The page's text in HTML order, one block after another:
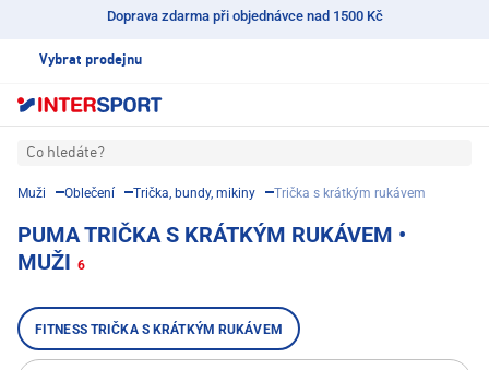
Doprava zdarma při objednávce nad 1500 Kč
Vybrat prodejnu
Co hledáte?
Muži Oblečení Trička, bundy, mikiny Trička s krátkým rukávem
PUMA TRIČKA S KRÁTKÝM RUKÁVEM •
MUŽI 6
FITNESS TRIČKA S KRÁTKÝM RUKÁVEM